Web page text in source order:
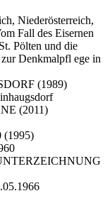
Niederösterreich,
Fall des Eisernen
Pölten und die
Denkmalpfl ege in
(1989)
(2011)